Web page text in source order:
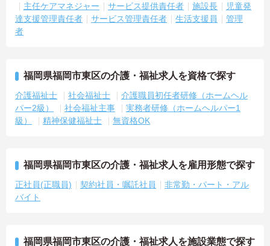
主任ケアマネジャー
サービス提供責任者 施設長
児童発
達支援管理責任者
サービス管理責任者 生活支援員
管理
者
福岡県福岡市東区の介護・福祉求人を資格で探す
介護福祉士 社会福祉士
介護職員初任者研修（ホームヘル
パー2級）
社会福祉主事
実務者研修（ホームヘルパー1
級）
精神保健福祉士 無資格OK
福岡県福岡市東区の介護・福祉求人を雇用形態で探す
正社員(正職員) 契約社員・嘱託社員
非常勤・パート・アル
バイト
福岡県福岡市東区の介護・福祉求人を施設業態で探す